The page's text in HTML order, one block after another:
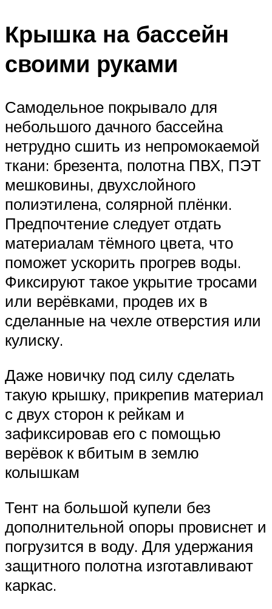
Крышка на бассейн
своими руками
Самодельное покрывало для
небольшого дачного бассейна
нетрудно сшить из непромокаемой
ткани: брезента, полотна ПВХ, ПЭТ
мешковины, двухслойного
полиэтилена, солярной плёнки.
Предпочтение следует отдать
материалам тёмного цвета, что
поможет ускорить прогрев воды.
Фиксируют такое укрытие тросами
или верёвками, продев их в
сделанные на чехле отверстия или
кулиску.
Даже новичку под силу сделать
такую крышку, прикрепив материал
с двух сторон к рейкам и
зафиксировав его с помощью
верёвок к вбитым в землю
колышкам
Тент на большой купели без
дополнительной опоры провиснет и
погрузится в воду. Для удержания
защитного полотна изготавливают
каркас.